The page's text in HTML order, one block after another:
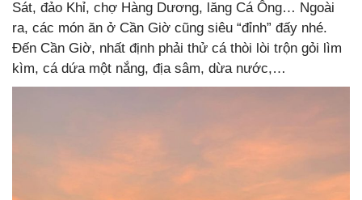
Sát, đảo Khỉ, chợ Hàng Dương, lăng Cá Ông… Ngoài
ra, các món ăn ở Cần Giờ cũng siêu “đỉnh” đấy nhé.
Đến Cần Giờ, nhất định phải thử cá thòi lòi trộn gỏi lìm
kìm, cá dứa một nắng, địa sâm, dừa nước,…